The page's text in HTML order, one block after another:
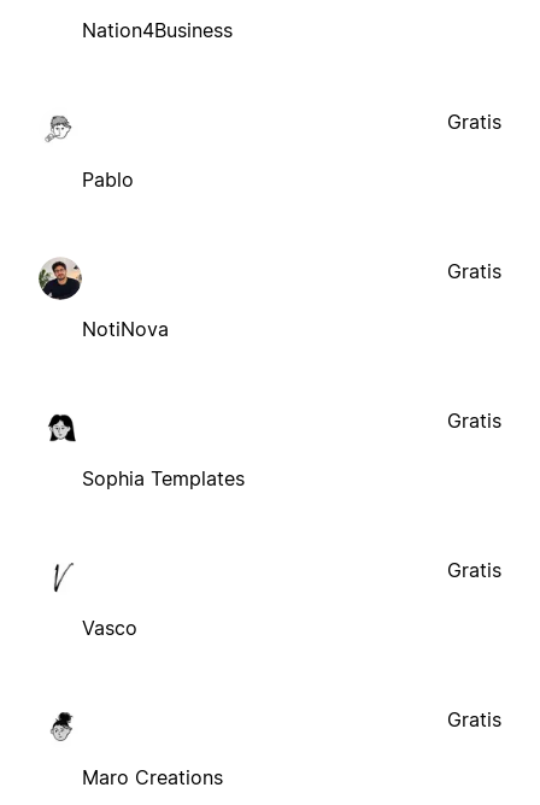
Nation4Business
Pablo
Gratis
NotiNova
Gratis
Sophia Templates
Gratis
Vasco
Gratis
Maro Creations
Gratis